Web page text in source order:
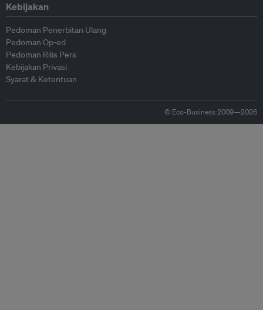
Kebijakan
Pedoman Penerbitan Ulang
Pedoman Op-ed
Pedoman Rilis Pers
Kebijakan Privasi
Syarat & Ketentuan
© Eco-Business 2009—2026